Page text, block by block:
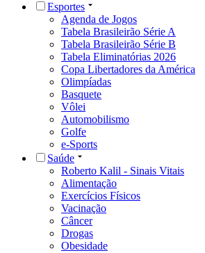
Esportes
Agenda de Jogos
Tabela Brasileirão Série A
Tabela Brasileirão Série B
Tabela Eliminatórias 2026
Copa Libertadores da América
Olimpíadas
Basquete
Vôlei
Automobilismo
Golfe
e-Sports
Saúde
Roberto Kalil - Sinais Vitais
Alimentação
Exercícios Físicos
Vacinação
Câncer
Drogas
Obesidade